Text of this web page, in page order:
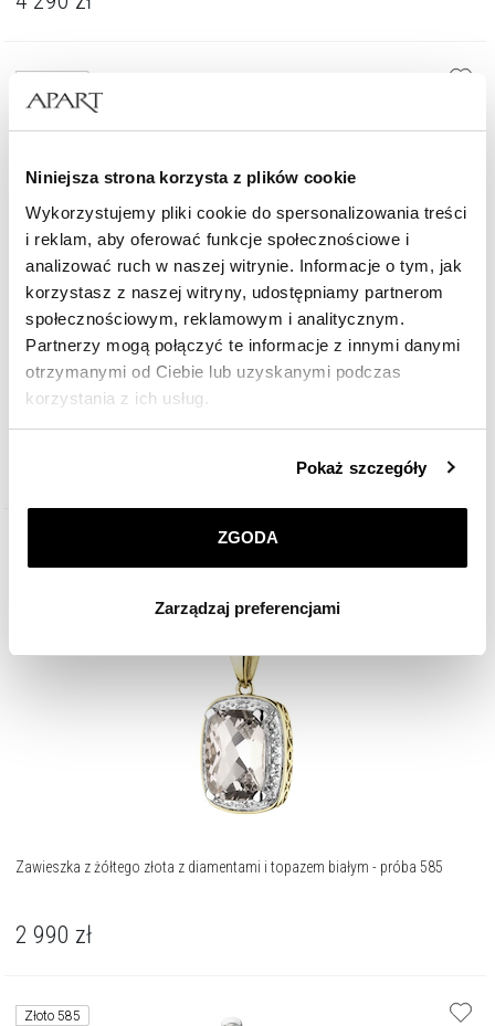
Niniejsza strona korzysta z plików cookie
Wykorzystujemy pliki cookie do spersonalizowania treści
i reklam, aby oferować funkcje społecznościowe i
analizować ruch w naszej witrynie. Informacje o tym, jak
korzystasz z naszej witryny, udostępniamy partnerom
społecznościowym, reklamowym i analitycznym.
Partnerzy mogą połączyć te informacje z innymi danymi
otrzymanymi od Ciebie lub uzyskanymi podczas
korzystania z ich usług.
przez nas plików cookie znajdziesz wPolityce
prywatności.
korzystamy. Możesz również wybrać jaki rodzaj plików
. W każdej chwili możesz
dokonać zmiany wybranych przez Ciebie plików cookie.
Pokaż szczegóły
ZGODA
Zarządzaj preferencjami
Kolczyki z żółtego złota z diamentami i topazami białymi - próba 585
Zawieszka z żółtego złota z diamentami i topazem białym - próba 585
2 990 zł
Złoto 585